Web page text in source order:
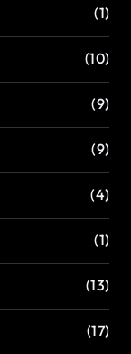
(1)
(10)
(9)
(9)
(4)
(1)
(13)
(17)